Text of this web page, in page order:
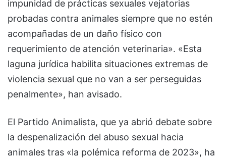
impunidad de prácticas sexuales vejatorias
probadas contra animales siempre que no estén
acompañadas de un daño físico con
requerimiento de atención veterinaria». «Esta
laguna jurídica habilita situaciones extremas de
violencia sexual que no van a ser perseguidas
penalmente», han avisado.
El Partido Animalista, que ya abrió debate sobre
la despenalización del abuso sexual hacia
animales tras «la polémica reforma de 2023», ha